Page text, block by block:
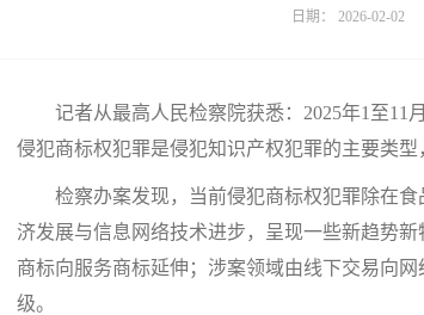
日期： 2026-02-02
记者从最高人民检察院获悉：2025年1至11月
侵犯商标权犯罪是侵犯知识产权犯罪的主要类型
检察办案发现，当前侵犯商标权犯罪除在食
济发展与信息网络技术进步，呈现一些新趋势
商标向服务商标延伸；涉案领域由线下交易向
级。